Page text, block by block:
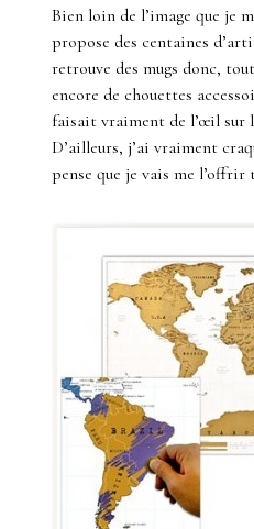
Bien loin de l’image que je
propose des centaines
retrouve des mugs donc,
encore de chouettes
faisait vraiment de l’œil sur
D’ailleurs, j’ai vraiment
pense que je vais me